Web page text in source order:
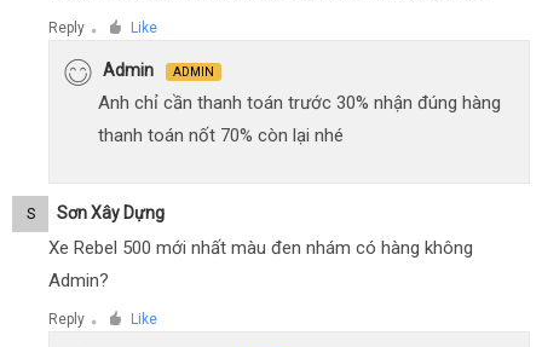
Reply ● Like
Admin ADMIN
Anh chỉ cần thanh toán trước 30% nhận đúng hàng
thanh toán nốt 70% còn lại nhé
S Sơn Xây Dựng
Xe Rebel 500 mới nhất màu đen nhám có hàng không
Admin?
Reply ● Like